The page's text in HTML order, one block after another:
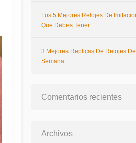
Los 5 Mejores Relojes De
Que Debes Tener
3 Mejores Replicas De Relojes
Semana
Comentarios recientes
Archivos